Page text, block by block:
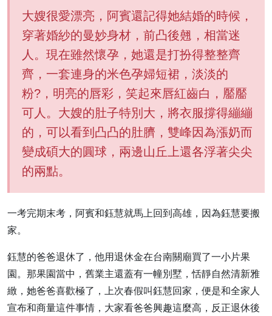
大嫂很愛漂亮，阿賓還記得她結婚的時候，
穿著婚紗的曼妙身材，前凸後翹，相當迷
人。現在雖然懷孕，她還是打扮得整整齊
齊，一套連身的米色孕婦短裙，淡淡的
粉?，明亮的唇彩，笑起來唇紅齒白，靨靨
可人。大嫂的肚子特別大，將衣服撐得繃繃
的，可以看到凸凸的肚臍，雙峰因為漲奶而
變成碩大的圓球，兩邊山丘上還各浮著尖尖
的兩點。
一考完期末考，阿賓和鈺慧就馬上回到高雄，因為鈺慧要搬
家。
鈺慧的爸爸退休了，他用退休金在台南關廟買了一小片果
園。那果園當中，舊業主還蓋有一幢別墅，恬靜自然清新雅
緻，她爸爸喜歡極了，上次春假叫鈺慧回家，便是和全家人
宣布和商量這件事情，大家看爸爸興趣這麼高，反正退休後